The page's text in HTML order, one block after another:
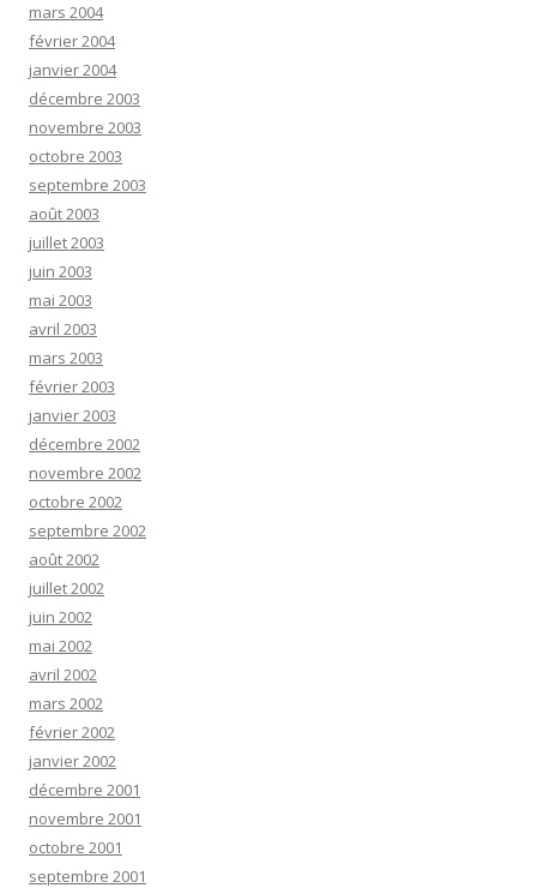
mars 2004
février 2004
janvier 2004
décembre 2003
novembre 2003
octobre 2003
septembre 2003
août 2003
juillet 2003
juin 2003
mai 2003
avril 2003
mars 2003
février 2003
janvier 2003
décembre 2002
novembre 2002
octobre 2002
septembre 2002
août 2002
juillet 2002
juin 2002
mai 2002
avril 2002
mars 2002
février 2002
janvier 2002
décembre 2001
novembre 2001
octobre 2001
septembre 2001